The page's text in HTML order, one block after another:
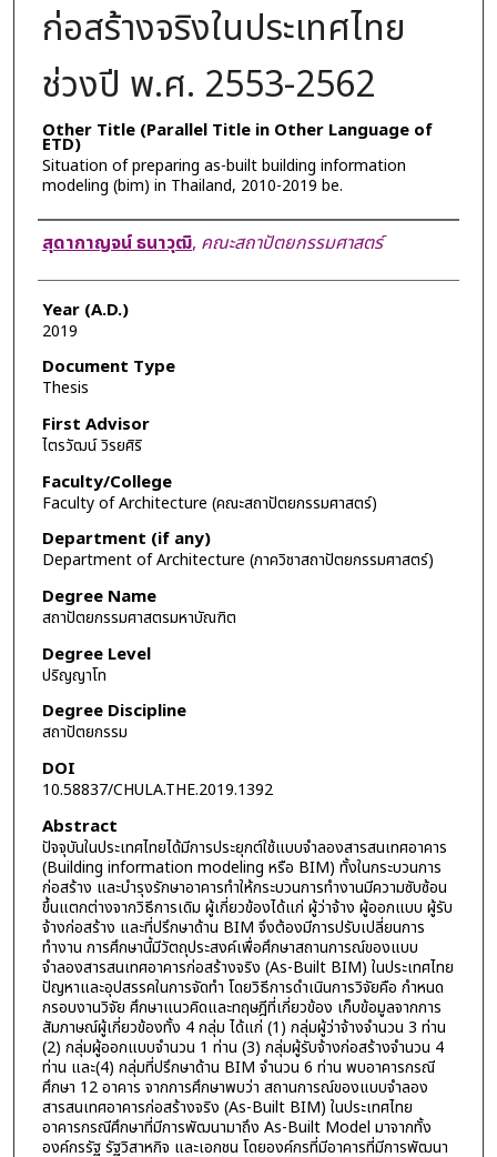
ก่อสร้างจริงในประเทศไทย
ช่วงปี พ.ศ. 2553-2562
Other Title (Parallel Title in Other Language of
ETD)
Situation of preparing as-built building information
modeling (bim) in Thailand, 2010-2019 be.
Author
สุดากาญจน์ ธนาวุฒิ, คณะสถาปัตยกรรมศาสตร์
Year (A.D.)
2019
Document Type
Thesis
First Advisor
ไตรวัฒน์ วิรยศิริ
Faculty/College
Faculty of Architecture (คณะสถาปัตยกรรมศาสตร์)
Department (if any)
Department of Architecture (ภาควิชาสถาปัตยกรรมศาสตร์)
Degree Name
สถาปัตยกรรมศาสตรมหาบัณฑิต
Degree Level
ปริญญาโท
Degree Discipline
สถาปัตยกรรม
DOI
10.58837/CHULA.THE.2019.1392
Abstract
ปัจจุบันในประเทศไทยได้มีการประยุกต์ใช้แบบจำลองสารสนเทศอาคาร
(Building information modeling หรือ BIM) ทั้งในกระบวนการ
ก่อสร้าง และบำรุงรักษาอาคารทำให้กระบวนการทำงานมีความซับซ้อน
ขึ้นแตกต่างจากวิธีการเดิม ผู้เกี่ยวข้องได้แก่ ผู้ว่าจ้าง ผู้ออกแบบ ผู้รับ
จ้างก่อสร้าง และที่ปรึกษาด้าน BIM จึงต้องมีการปรับเปลี่ยนการ
ทำงาน การศึกษานี้มีวัตถุประสงค์เพื่อศึกษาสถานการณ์ของแบบ
จำลองสารสนเทศอาคารก่อสร้างจริง (As-Built BIM) ในประเทศไทย
ปัญหาและอุปสรรคในการจัดทำ โดยวิธีการดำเนินการวิจัยคือ กำหนด
กรอบงานวิจัย ศึกษาแนวคิดและทฤษฎีที่เกี่ยวข้อง เก็บข้อมูลจากการ
สัมภาษณ์ผู้เกี่ยวข้องทั้ง 4 กลุ่ม ได้แก่ (1) กลุ่มผู้ว่าจ้างจำนวน 3 ท่าน
(2) กลุ่มผู้ออกแบบจำนวน 1 ท่าน (3) กลุ่มผู้รับจ้างก่อสร้างจำนวน 4
ท่าน และ(4) กลุ่มที่ปรึกษาด้าน BIM จำนวน 6 ท่าน พบอาคารกรณี
ศึกษา 12 อาคาร จากการศึกษาพบว่า สถานการณ์ของแบบจำลอง
สารสนเทศอาคารก่อสร้างจริง (As-Built BIM) ในประเทศไทย
อาคารกรณีศึกษาที่มีการพัฒนามาถึง As-Built Model มาจากทั้ง
องค์กรรัฐ รัฐวิสาหกิจ และเอกชน โดยองค์กรที่มีอาคารที่มีการพัฒนา